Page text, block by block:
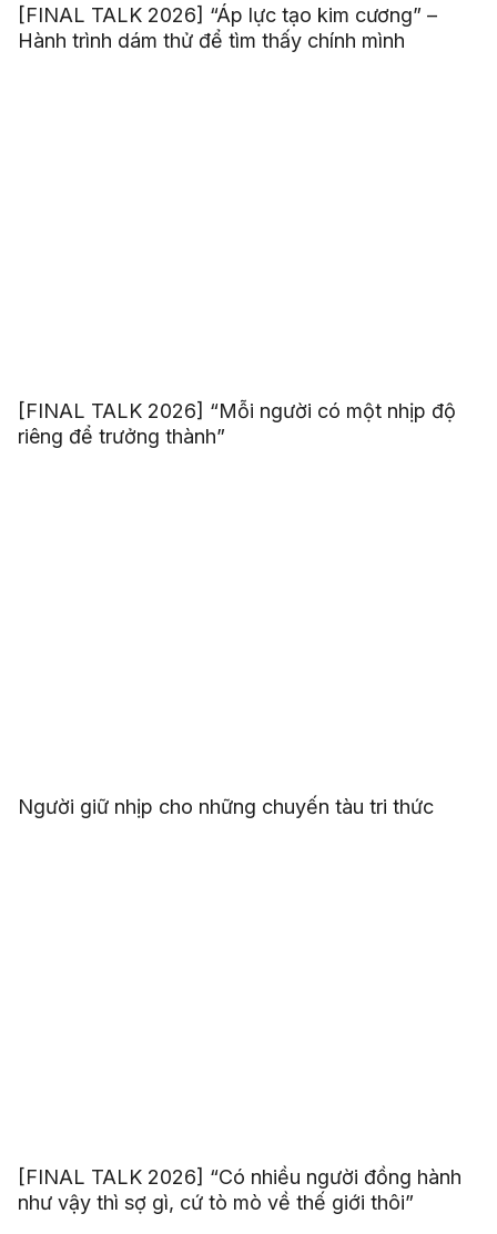
[FINAL TALK 2026] “Áp lực tạo kim cương” –
Hành trình dám thử để tìm thấy chính mình
[FINAL TALK 2026] “Mỗi người có một nhịp độ
riêng để trưởng thành”
Người giữ nhịp cho những chuyến tàu tri thức
[FINAL TALK 2026] “Có nhiều người đồng hành
như vậy thì sợ gì, cứ tò mò về thế giới thôi”